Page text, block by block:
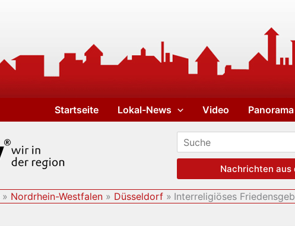
Startseite Lokal-News Video Panorama
Nachrichten aus
Nordrhein-Westfalen Düsseldorf Interreligiöses